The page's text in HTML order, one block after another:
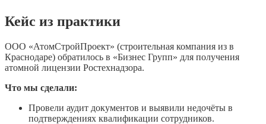
Кейс из практики
ООО «АтомСтройПроект» (строительная компания из в
Краснодаре) обратилось в «Бизнес Групп» для получения
атомной лицензии Ростехнадзора.
Что мы сделали:
Провели аудит документов и выявили недочёты в
подтверждениях квалификации сотрудников.